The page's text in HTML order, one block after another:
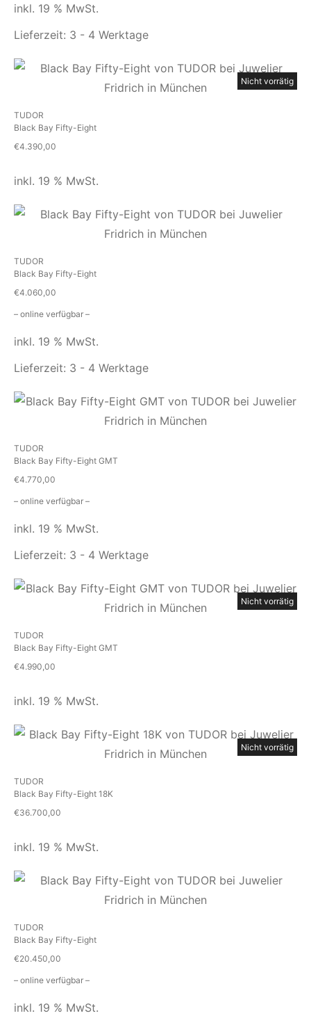
inkl. 19 % MwSt.
Lieferzeit: 3 - 4 Werktage
Nicht vorrätig
TUDOR
Black Bay Fifty-Eight
€4.390,00
inkl. 19 % MwSt.
TUDOR
Black Bay Fifty-Eight
€4.060,00
– online verfügbar –
inkl. 19 % MwSt.
Lieferzeit: 3 - 4 Werktage
TUDOR
Black Bay Fifty-Eight GMT
€4.770,00
– online verfügbar –
inkl. 19 % MwSt.
Lieferzeit: 3 - 4 Werktage
Nicht vorrätig
TUDOR
Black Bay Fifty-Eight GMT
€4.990,00
inkl. 19 % MwSt.
Nicht vorrätig
TUDOR
Black Bay Fifty-Eight 18K
€36.700,00
inkl. 19 % MwSt.
TUDOR
Black Bay Fifty-Eight
€20.450,00
– online verfügbar –
inkl. 19 % MwSt.